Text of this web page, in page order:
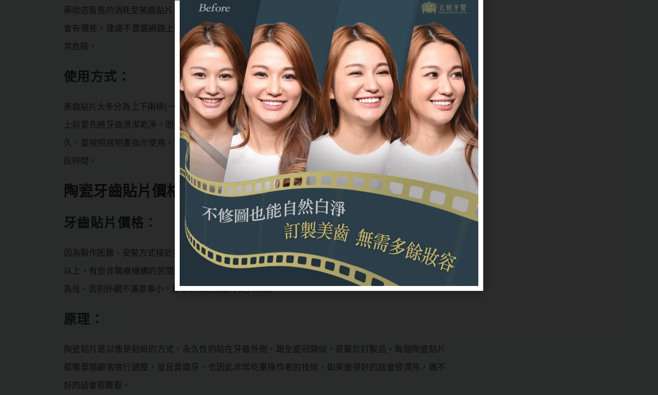
藥妝店販售的消耗型美齒貼片，價格不高，本身就屬於消耗品，大約是20份1000元左右，根據品牌不同
會有價差，建議不要選網路上的來路不明、品牌不詳的便宜貨，內部成分不明、衛生條件堪憂的商品非
常危險。
使用方式：
美齒貼片大多分為上下兩排(一大一小兩片)，使用時將貼片後的薄膜撕掉，然後沿牙齦貼在牙齒外側，貼
上前要先將牙齒清潔乾淨，而後將貼片超出部分貼到牙齒內側，要徹底貼合牙齒表面，並且不能佩戴太
久，要按照說明書指示使用，而且也要做好口腔清潔，裡面的美白藥劑能讓貼片撕下後美白效果持續一
段時間。
陶瓷牙齒貼片價格&原理與使用方式
牙齒貼片價格：
因為製作困難、安裝方式接近手術，所以價格較高，浮動範圍也較大，一般來說單顆陶瓷貼片約在2萬元
以上，有些非醫療機構的民間美容設施也有提供陶瓷貼片的安裝，在安全性上還是建議在牙科機構施作
為佳，否則外觀不滿意事小，影響到口腔健康才是大問題。
原理：
陶瓷貼片是以像是貼紙的方式，永久性的貼在牙齒外側，跟全瓷冠類似，是屬於訂製品，每個陶瓷貼片
都需要隨顧客進行調整，並且要磨牙，也因此非常吃重操作者的技術，如果做得好的話會很漂亮，做不
好的話會很難看。